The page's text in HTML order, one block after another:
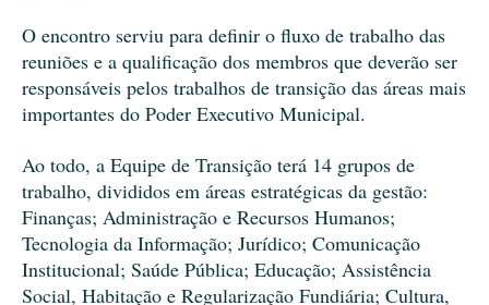
O encontro serviu para definir o fluxo de trabalho das
reuniões e a qualificação dos membros que deverão ser
responsáveis pelos trabalhos de transição das áreas mais
importantes do Poder Executivo Municipal.
Ao todo, a Equipe de Transição terá 14 grupos de
trabalho, divididos em áreas estratégicas da gestão:
Finanças; Administração e Recursos Humanos;
Tecnologia da Informação; Jurídico; Comunicação
Institucional; Saúde Pública; Educação; Assistência
Social, Habitação e Regularização Fundiária; Cultura,